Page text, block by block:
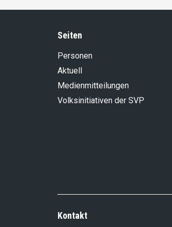
Seiten
Personen
Aktuell
Medienmitteilungen
Volksinitiativen der SVP
Kontakt